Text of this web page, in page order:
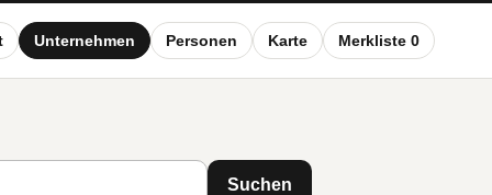
Unternehmen Personen Karte Merkliste 0
Suchen